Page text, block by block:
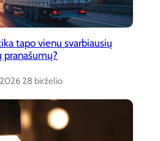
tapo vienu svarbiausių
pranašumų?
2026 28 birželio